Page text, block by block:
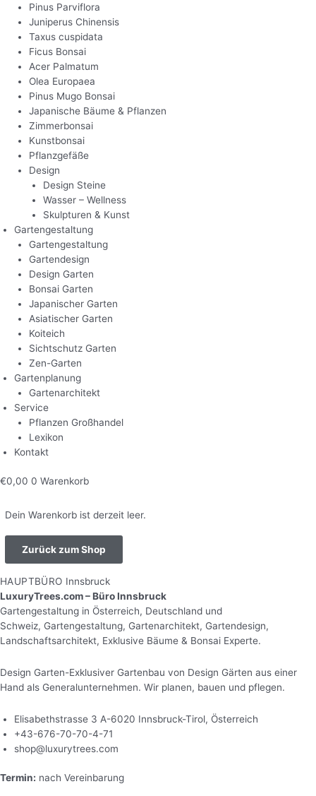
Pinus Parviflora
Juniperus Chinensis
Taxus cuspidata
Ficus Bonsai
Acer Palmatum
Olea Europaea
Pinus Mugo Bonsai
Japanische Bäume & Pflanzen
Zimmerbonsai
Kunstbonsai
Pflanzgefäße
Design
Design Steine
Wasser – Wellness
Skulpturen & Kunst
Gartengestaltung
Gartengestaltung
Gartendesign
Design Garten
Bonsai Garten
Japanischer Garten
Asiatischer Garten
Koiteich
Sichtschutz Garten
Zen-Garten
Gartenplanung
Gartenarchitekt
Service
Pflanzen Großhandel
Lexikon
Kontakt
€0,00 0 Warenkorb
Dein Warenkorb ist derzeit leer.
Zurück zum Shop
HAUPTBÜRO Innsbruck
LuxuryTrees.com – Büro Innsbruck
Gartengestaltung in Österreich, Deutschland und
Schweiz, Gartengestaltung, Gartenarchitekt, Gartendesign,
Landschaftsarchitekt, Exklusive Bäume & Bonsai Experte.
Design Garten-Exklusiver Gartenbau von Design Gärten aus einer
Hand als Generalunternehmen. Wir planen, bauen und pflegen.
Elisabethstrasse 3 A-6020 Innsbruck-Tirol, Österreich
+43-676-70-70-4-71
shop@luxurytrees.com
Termin: nach Vereinbarung